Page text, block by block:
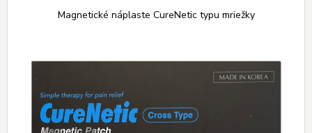
Magnetické náplaste CureNetic typu mriežky